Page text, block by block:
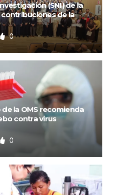
(SNI) de la
de la
0
la OMS recomienda
contra virus
0